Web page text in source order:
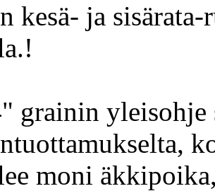
kesä- ja
grainin yleisohje
moni